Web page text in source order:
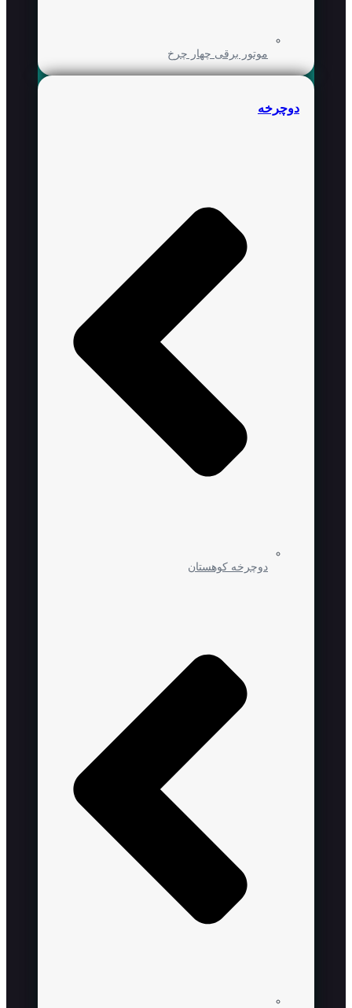
موتور برقی چهار چرخ
دوچرخه
دوچرخه کوهستان